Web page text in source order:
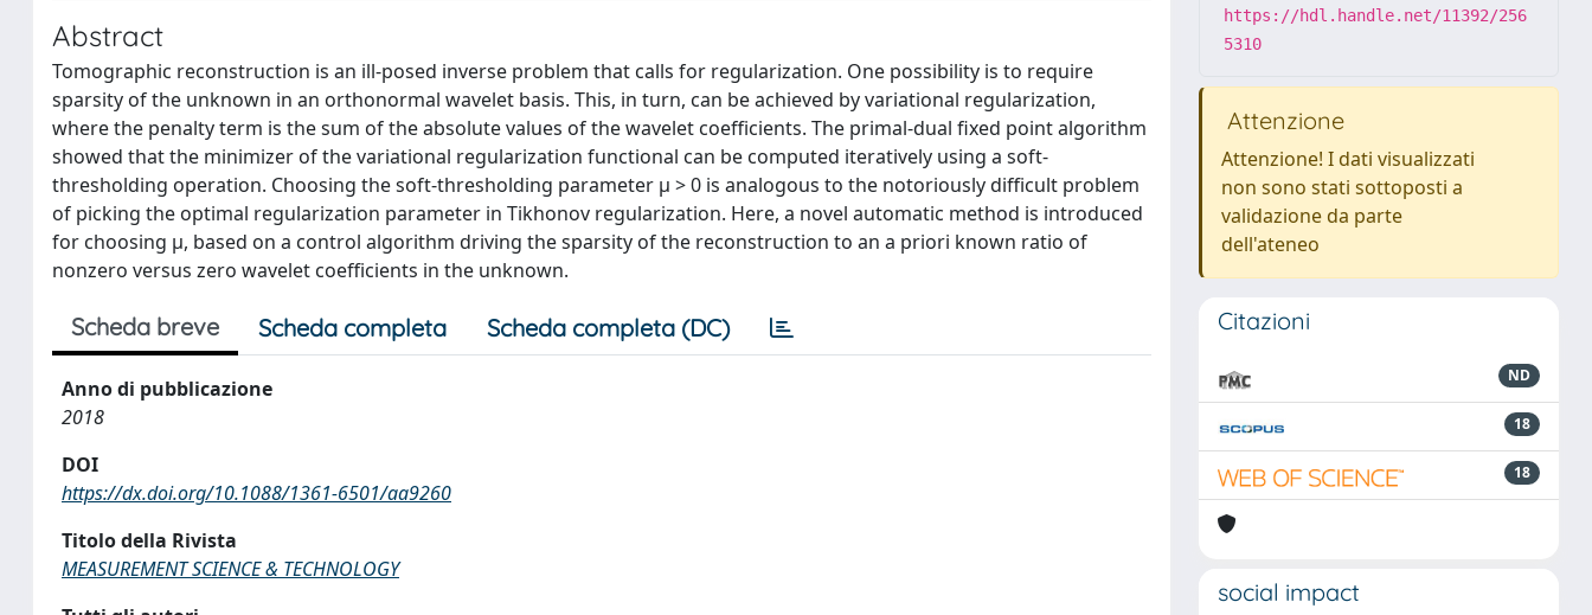
Abstract
Tomographic reconstruction is an ill-posed inverse problem that calls for regularization. One possibility is to require
sparsity of the unknown in an orthonormal wavelet basis. This, in turn, can be achieved by variational regularization,
where the penalty term is the sum of the absolute values of the wavelet coefficients. The primal-dual fixed point algorithm
showed that the minimizer of the variational regularization functional can be computed iteratively using a soft-
thresholding operation. Choosing the soft-thresholding parameter μ > 0 is analogous to the notoriously difficult problem
of picking the optimal regularization parameter in Tikhonov regularization. Here, a novel automatic method is introduced
for choosing μ, based on a control algorithm driving the sparsity of the reconstruction to an a priori known ratio of
nonzero versus zero wavelet coefficients in the unknown.
Scheda breve Scheda completa Scheda completa (DC)
Anno di pubblicazione
2018
DOI
https://dx.doi.org/10.1088/1361-6501/aa9260
Titolo della Rivista
MEASUREMENT SCIENCE & TECHNOLOGY
https://hdl.handle.net/11392/256
5310
Attenzione
Attenzione! I dati visualizzati
non sono stati sottoposti a
validazione da parte
dell'ateneo
Citazioni
ND
18
18
social impact